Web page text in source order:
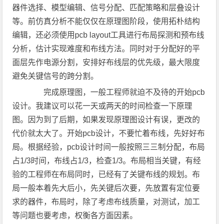
器件选择、模型编辑、信号分配、匹配策略和层叠设计
等。前仿真分析不能仅仅在原理图阶段，使用拓朴结构
编辑，还必须使用pcb layout工具进行布局探测和预布线
分析，估计实现难度和布线方法。同时对于分配好的平
面层先作电源分割，安排好布线层的优先级，最大限度
避免关键信号的跨分割。
完成原理图，一般工程师就迫不及待的开始pcb
设计。我建议可以花一天或两天的时间检查一下原理
图。因为到了后期，如果发现原理图设计有误，更改的
代价就太大了。开始pcb设计，不要忙着布线，先好好布
局。根据经验，pcb设计时间一般按照三三制分配，布局
占1/3时间，布线占1/3，检查1/3。布局相当关键，有经
验的工程师在布局同时，已经有了关键布线的规划。布
局一般本着先大后小，先关键后次要，先放置有定位要
求的器件，布局时，除了考虑布线质量，对测试，加工
等问题也要考虑，权衡各方面因素。